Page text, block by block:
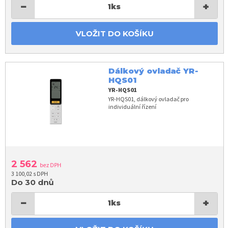
− 1ks +
VLOŽIT DO KOŠÍKU
Dálkový ovladač YR-
HQS01
YR-HQS01
YR-HQS01, dálkový ovladač pro
individuální řízení
2 562 bez DPH
3 100,02 s DPH
Do 30 dnů
− 1ks +